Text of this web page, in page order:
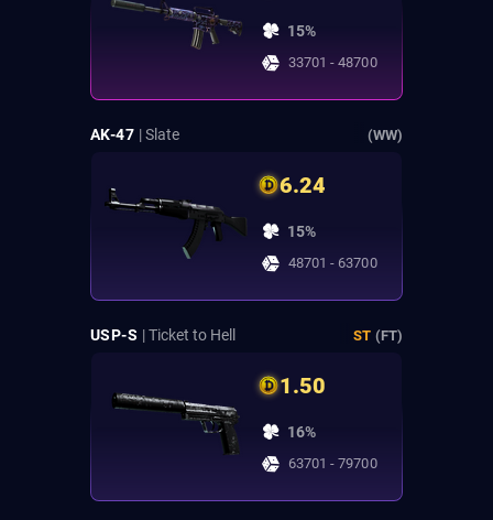
15%
33701 - 48700
AK-47 | Slate (WW)
6.24
15%
48701 - 63700
USP-S | Ticket to Hell ST (FT)
1.50
16%
63701 - 79700